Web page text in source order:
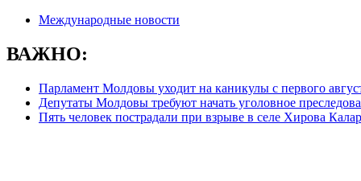
Международные новости
ВАЖНО:
Парламент Молдовы уходит на каникулы с первого
Депутаты Молдовы требуют начать уголовное
Пять человек пострадали при взрыве в селе Хирова